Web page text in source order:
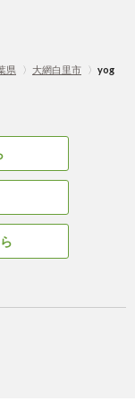
県 〉 大網白里市 〉 yog